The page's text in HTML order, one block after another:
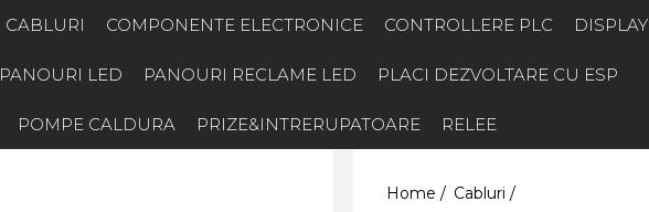
CABLURI COMPONENTE ELECTRONICE CONTROLLERE PLC DISPLAY
PANOURI LED PANOURI RECLAME LED PLACI DEZVOLTARE CU ESP
POMPE CALDURA PRIZE&INTRERUPATOARE RELEE
Home / Cabluri /